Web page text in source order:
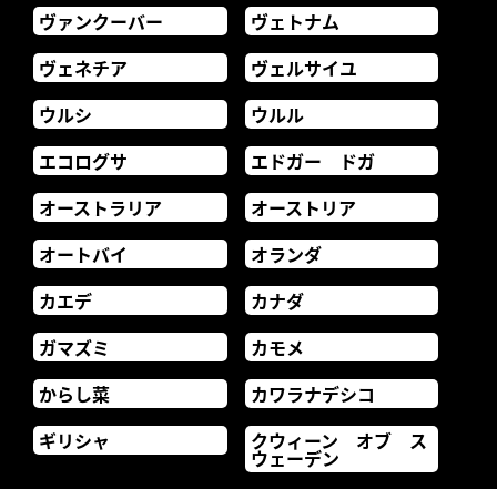
ヴァンクーバー
ヴェトナム
ヴェネチア
ヴェルサイユ
ウルシ
ウルル
エコログサ
エドガー ドガ
オーストラリア
オーストリア
オートバイ
オランダ
カエデ
カナダ
ガマズミ
カモメ
からし菜
カワラナデシコ
ギリシャ
クウィーン オブ ス
ウェーデン